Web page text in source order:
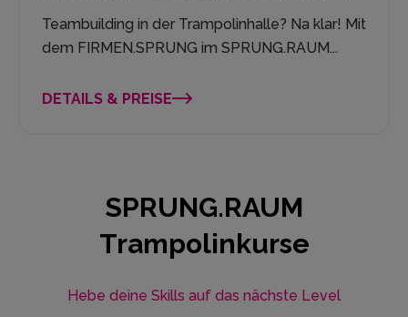
Teambuilding in der Trampolinhalle? Na klar! Mit
dem FIRMEN.SPRUNG im SPRUNG.RAUM...
DETAILS & PREISE
SPRUNG.RAUM
Trampolinkurse
Hebe deine Skills auf das nächste Level